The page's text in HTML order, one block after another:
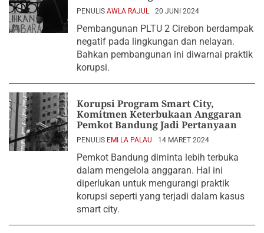
PENULIS AWLA RAJUL 20 JUNI 2024
Pembangunan PLTU 2 Cirebon berdampak
negatif pada lingkungan dan nelayan.
Bahkan pembangunan ini diwarnai praktik
korupsi.
Korupsi Program Smart City,
Komitmen Keterbukaan Anggaran
Pemkot Bandung Jadi Pertanyaan
PENULIS EMI LA PALAU 14 MARET 2024
Pemkot Bandung diminta lebih terbuka
dalam mengelola anggaran. Hal ini
diperlukan untuk mengurangi praktik
korupsi seperti yang terjadi dalam kasus
smart city.